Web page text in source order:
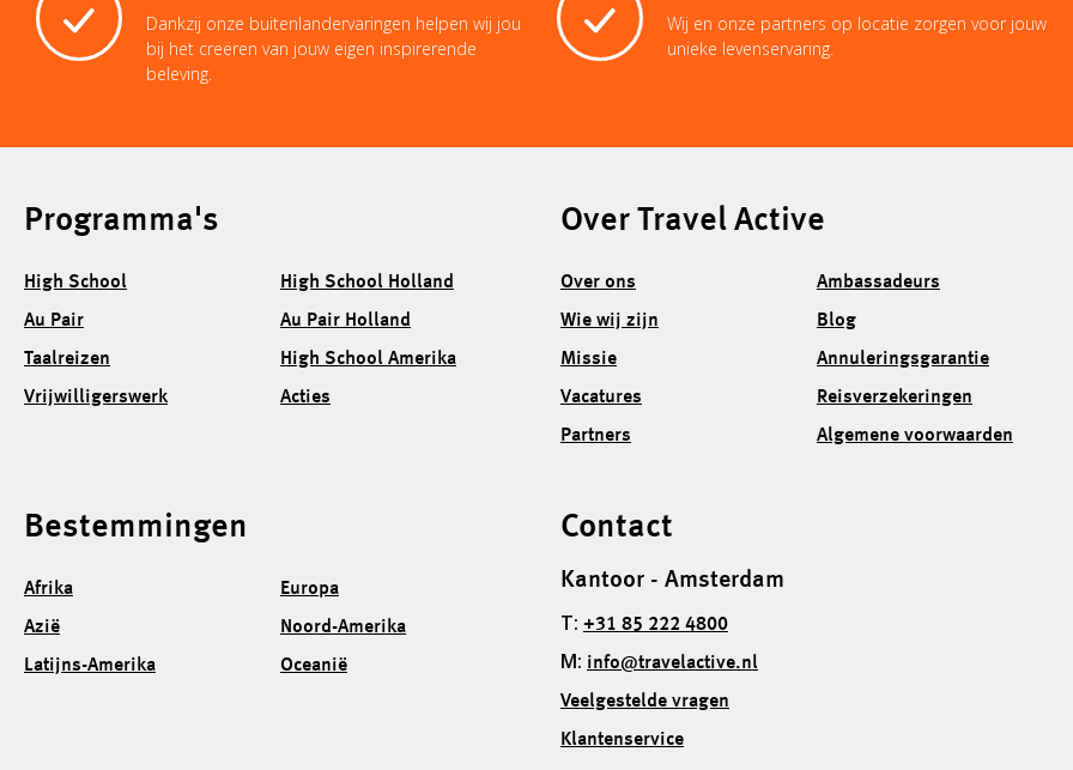
Dankzij onze buitenlandervaringen helpen wij jou
bij het creëren van jouw eigen inspirerende
beleving.
Wij en onze partners op locatie zorgen voor jouw
unieke levenservaring.
Programma's
High School
Au Pair
Taalreizen
Vrijwilligerswerk
High School Holland
Au Pair Holland
High School Amerika
Acties
Over Travel Active
Over ons
Wie wij zijn
Missie
Vacatures
Partners
Ambassadeurs
Blog
Annuleringsgarantie
Reisverzekeringen
Algemene voorwaarden
Bestemmingen
Afrika
Azië
Latijns-Amerika
Europa
Noord-Amerika
Oceanië
Contact
Kantoor - Amsterdam
T: +31 85 222 4800
M: info@travelactive.nl
Veelgestelde vragen
Klantenservice